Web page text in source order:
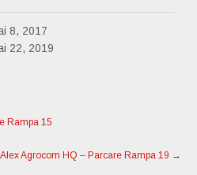
8, 2017
22, 2019
Rampa 15
Agrocom HQ – Parcare Rampa 19 →